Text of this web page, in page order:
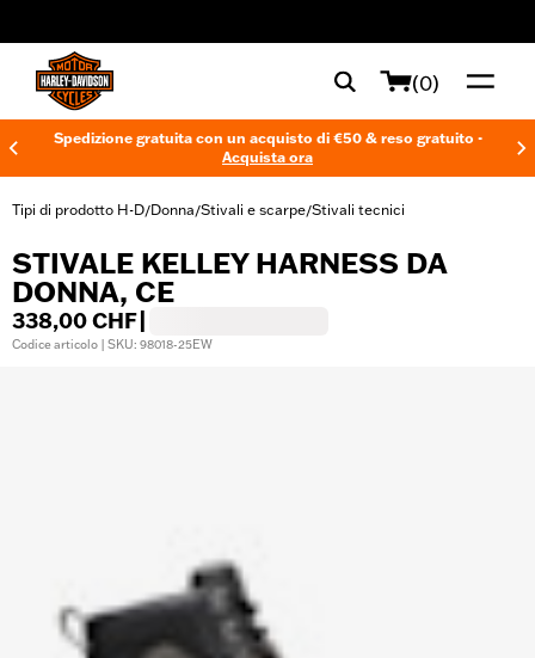
(0)
Spedizione gratuita con un acquisto di €50 & reso gratuito -
Acquista ora
Tipi di prodotto H-D/Donna/Stivali e scarpe/Stivali tecnici
STIVALE KELLEY HARNESS DA
DONNA, CE
338,00 CHF
Codice articolo | SKU: 98018-25EW